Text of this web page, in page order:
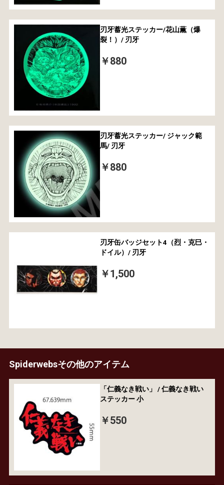
刃牙蓄光ステッカー/花山薫（爆
裂！）/ 刃牙
￥880
刃牙蓄光ステッカー/ ジャック範
馬/ 刃牙
￥880
刃牙缶バッジセット4（烈・克巳・
ドイル）/ 刃牙
￥1,500
Spiderwebsその他のアイテム
「仁義なき戦い」 / 仁義なき戦い
ステッカー 小
￥550